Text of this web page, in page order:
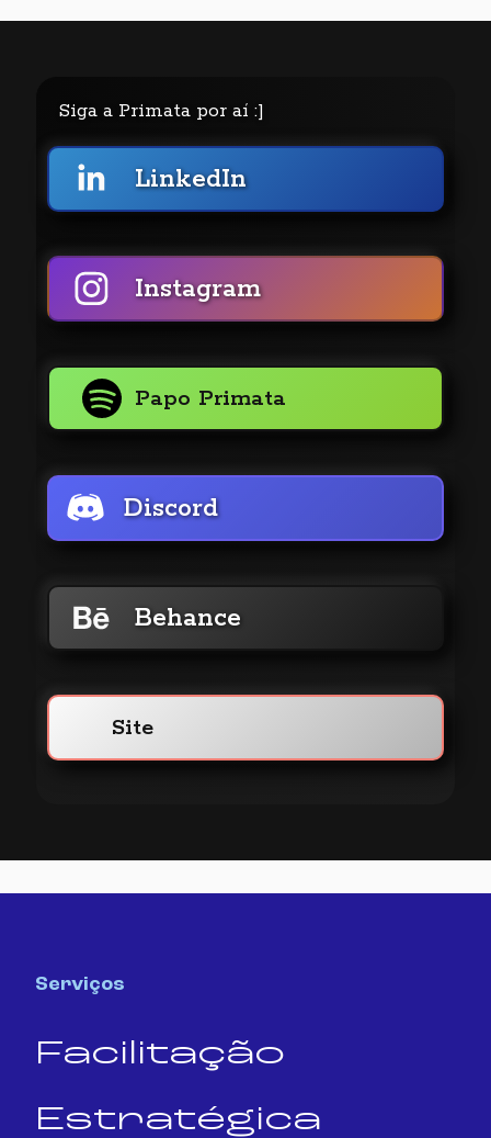
Siga a Primata por aí :]
LinkedIn
Instagram
Papo Primata
Discord
Behance
Site
Serviços
Facilitação
Estratégica